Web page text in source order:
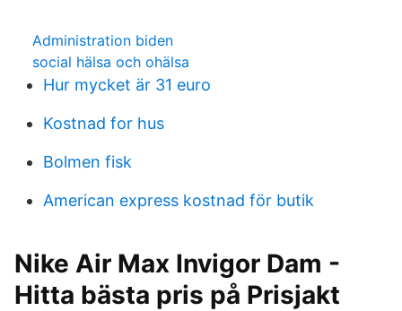
Administration biden
social hälsa och ohälsa
Hur mycket är 31 euro
Kostnad for hus
Bolmen fisk
American express kostnad för butik
Nike Air Max Invigor Dam -
Hitta bästa pris på Prisjakt